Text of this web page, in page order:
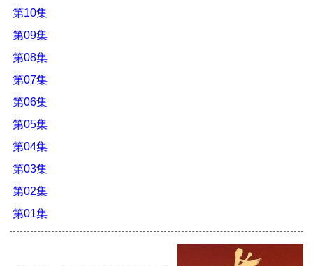
第10集
第09集
第08集
第07集
第06集
第05集
第04集
第03集
第02集
第01集